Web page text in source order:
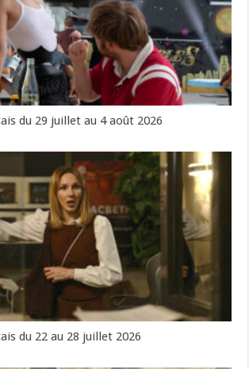
du 29 juillet au 4 août 2026
du 22 au 28 juillet 2026